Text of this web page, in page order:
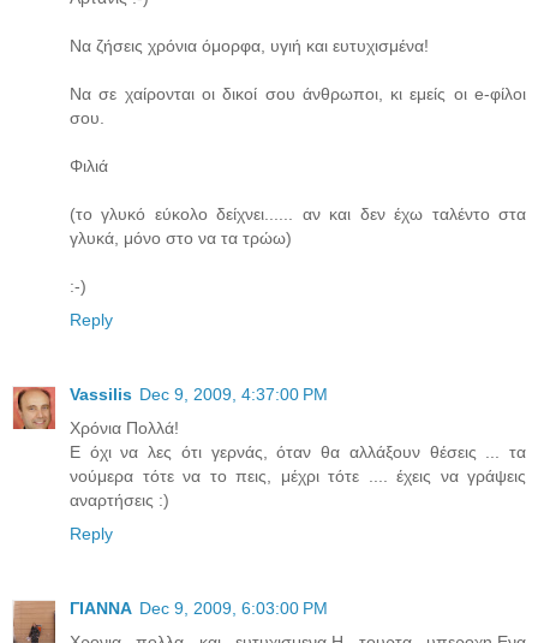
Να ζήσεις χρόνια όμορφα, υγιή και ευτυχισμένα!
Να σε χαίρονται οι δικοί σου άνθρωποι, κι εμείς οι e-φίλοι
σου.
Φιλιά
(το γλυκό εύκολο δείχνει...... αν και δεν έχω ταλέντο στα
γλυκά, μόνο στο να τα τρώω)
:-)
Reply
Vassilis Dec 9, 2009, 4:37:00 PM
Χρόνια Πολλά!
Ε όχι να λες ότι γερνάς, όταν θα αλλάξουν θέσεις ... τα
νούμερα τότε να το πεις, μέχρι τότε .... έχεις να γράψεις
αναρτήσεις :)
Reply
ΓΙΑΝΝΑ Dec 9, 2009, 6:03:00 PM